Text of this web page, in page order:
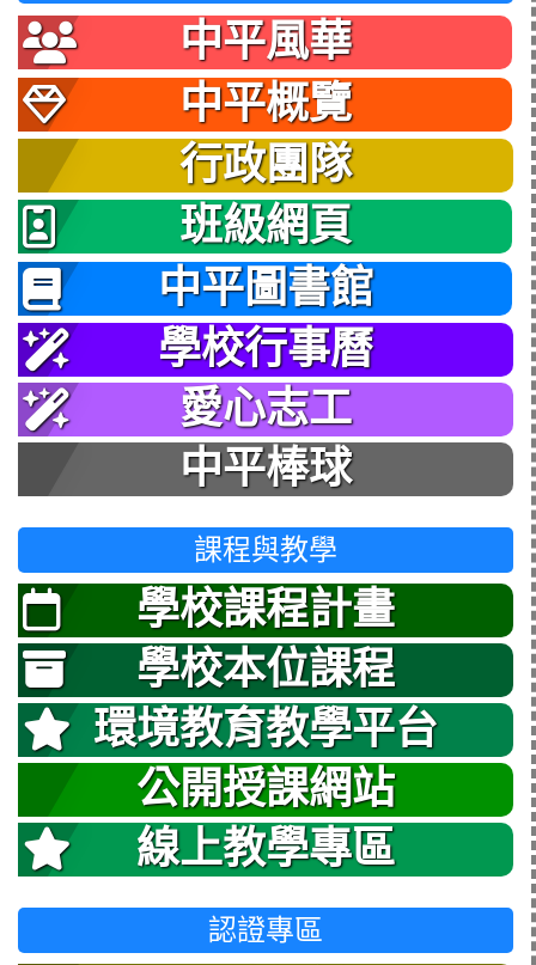
中平風華
中平概覽
行政團隊
班級網頁
中平圖書館
學校行事曆
愛心志工
中平棒球
課程與教學
學校課程計畫
學校本位課程
環境教育教學平台
公開授課網站
線上教學專區
認證專區